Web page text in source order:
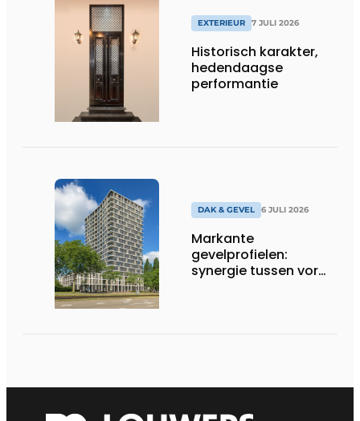
EXTERIEUR 7 JULI 2026
Historisch karakter,
hedendaagse
performantie
DAK & GEVEL 6 JULI 2026
Markante
gevelprofielen:
synergie tussen vorm